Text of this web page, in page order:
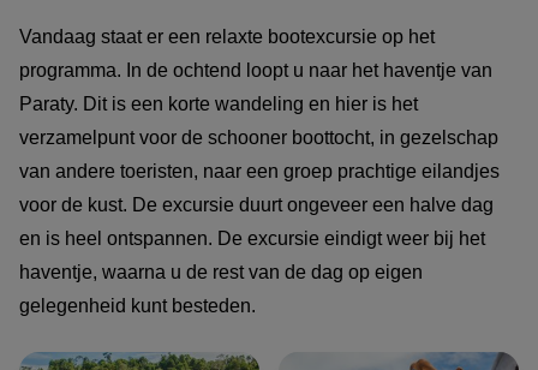
Vandaag staat er een relaxte bootexcursie op het
programma. In de ochtend loopt u naar het haventje van
Paraty. Dit is een korte wandeling en hier is het
verzamelpunt voor de schooner boottocht, in gezelschap
van andere toeristen, naar een groep prachtige eilandjes
voor de kust. De excursie duurt ongeveer een halve dag
en is heel ontspannen. De excursie eindigt weer bij het
haventje, waarna u de rest van de dag op eigen
gelegenheid kunt besteden.